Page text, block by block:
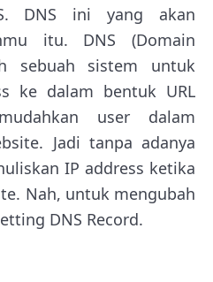
DNS ini yang akan
itu. DNS (Domain
sebuah sistem untuk
ke dalam bentuk URL
user dalam
Jadi tanpa adanya
IP address ketika
Nah, untuk mengubah
DNS Record.